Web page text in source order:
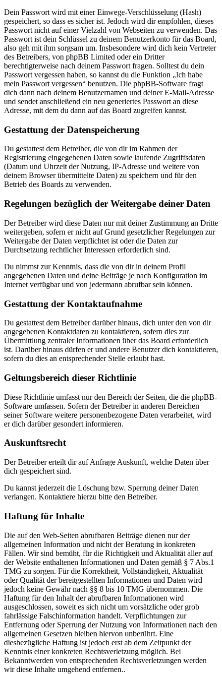
Dein Passwort wird mit einer Einwege-Verschlüsselung (Hash)
gespeichert, so dass es sicher ist. Jedoch wird dir empfohlen, dieses
Passwort nicht auf einer Vielzahl von Webseiten zu verwenden. Das
Passwort ist dein Schlüssel zu deinem Benutzerkonto für das Board,
also geh mit ihm sorgsam um. Insbesondere wird dich kein Vertreter
des Betreibers, von phpBB Limited oder ein Dritter
berechtigterweise nach deinem Passwort fragen. Solltest du dein
Passwort vergessen haben, so kannst du die Funktion „Ich habe
mein Passwort vergessen“ benutzen. Die phpBB-Software fragt
dich dann nach deinem Benutzernamen und deiner E-Mail-Adresse
und sendet anschließend ein neu generiertes Passwort an diese
Adresse, mit dem du dann auf das Board zugreifen kannst.
Gestattung der Datenspeicherung
Du gestattest dem Betreiber, die von dir im Rahmen der
Registrierung eingegebenen Daten sowie laufende Zugriffsdaten
(Datum und Uhrzeit der Nutzung, IP-Adresse und weitere von
deinem Browser übermittelte Daten) zu speichern und für den
Betrieb des Boards zu verwenden.
Regelungen bezüglich der Weitergabe deiner Daten
Der Betreiber wird diese Daten nur mit deiner Zustimmung an Dritte
weitergeben, sofern er nicht auf Grund gesetzlicher Regelungen zur
Weitergabe der Daten verpflichtet ist oder die Daten zur
Durchsetzung rechtlicher Interessen erforderlich sind.
Du nimmst zur Kenntnis, dass die von dir in deinem Profil
angegebenen Daten und deine Beiträge je nach Konfiguration im
Internet verfügbar und von jedermann abrufbar sein können.
Gestattung der Kontaktaufnahme
Du gestattest dem Betreiber darüber hinaus, dich unter den von dir
angegebenen Kontaktdaten zu kontaktieren, sofern dies zur
Übermittlung zentraler Informationen über das Board erforderlich
ist. Darüber hinaus dürfen er und andere Benutzer dich kontaktieren,
sofern du dies an entsprechender Stelle erlaubt hast.
Geltungsbereich dieser Richtlinie
Diese Richtlinie umfasst nur den Bereich der Seiten, die die phpBB-
Software umfassen. Sofern der Betreiber in anderen Bereichen
seiner Software weitere personenbezogene Daten verarbeitet, wird
er dich darüber gesondert informieren.
Auskunftsrecht
Der Betreiber erteilt dir auf Anfrage Auskunft, welche Daten über
dich gespeichert sind.
Du kannst jederzeit die Löschung bzw. Sperrung deiner Daten
verlangen. Kontaktiere hierzu bitte den Betreiber.
Haftung für Inhalte
Die auf den Web-Seiten abrufbaren Beiträge dienen nur der
allgemeinen Information und nicht der Beratung in konkreten
Fällen. Wir sind bemüht, für die Richtigkeit und Aktualität aller auf
der Website enthaltenen Informationen und Daten gemäß § 7 Abs.1
TMG zu sorgen. Für die Korrektheit, Vollständigkeit, Aktualität
oder Qualität der bereitgestellten Informationen und Daten wird
jedoch keine Gewähr nach §§ 8 bis 10 TMG übernommen. Die
Haftung für den Inhalt der abrufbaren Informationen wird
ausgeschlossen, soweit es sich nicht um vorsätzliche oder grob
fahrlässige Falschinformation handelt. Verpflichtungen zur
Entfernung oder Sperrung der Nutzung von Informationen nach den
allgemeinen Gesetzen bleiben hiervon unberührt. Eine
diesbezügliche Haftung ist jedoch erst ab dem Zeitpunkt der
Kenntnis einer konkreten Rechtsverletzung möglich. Bei
Bekanntwerden von entsprechenden Rechtsverletzungen werden
wir diese Inhalte umgehend entfernen..